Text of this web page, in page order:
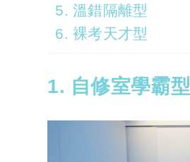
5. 溫錯隔離型
6. 裸考天才型
1. 自修室學霸型